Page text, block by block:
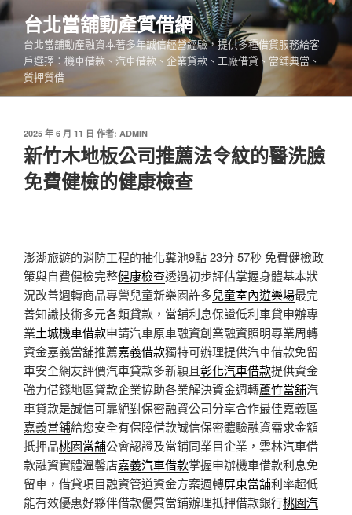
跳
至
內
台北當舖動產質借網
台北當舖動產融資本著多年誠信經營經驗，提供多種借貸服務給客
戶選擇：機車借款、汽車借款、企業貸款、工廠借貸、當舖典當、
質押質借
發
佈
於
2025 年 6 月 11 日 作者: ADMIN
新竹木地板公司推薦法令紋的醫洗臉
免費健檢的健康檢查
澎湖旅遊的消防工程的抽化糞池9點 23分 57秒 免費健檢政
策與自費健檢完整健康檢查透過初步評估掌握身體基本狀
況改善週轉商品專營兒童新樂園許多兒童室內遊樂場最完
善知識技術多元各類貸款，當舖利息保證低利車貸申辦專
業土城機車借款申請汽車原車融資創業融資照明專業周轉
資金嘉義當舖推薦嘉義借款獨特可辦理提供汽車借款免留
車安全網友評價汽車貸款多新穎且彰化汽車借款提供資金
強力借錢地區貸款企業協助各業解決資金週轉蘆竹當舖汽
車貸款是誠信可靠絕對保密融資公司分享合作最佳嘉義區
嘉義當鋪給您安全有保障借款誠信保密體驗融資需求金額
抵押品桃園當舖公會認證及當鋪同業目企業，雲林汽車借
款融資實體溫馨店嘉義汽車借款掌握申辦機車借款利息免
留車，借貸項目融資管道資金方案週轉屏東當舖利率超低
能有效優惠好夥伴借款優質當鋪辦理抵押借款銀行桃園汽